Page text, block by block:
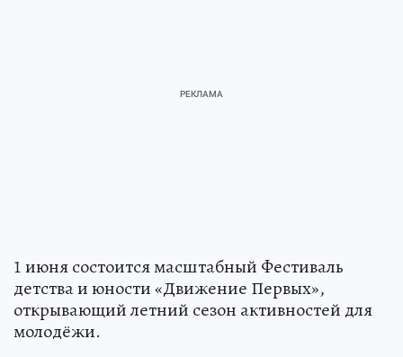
1 июня состоится масштабный Фестиваль
детства и юности «Движение Первых»,
открывающий летний сезон активностей для
молодёжи.